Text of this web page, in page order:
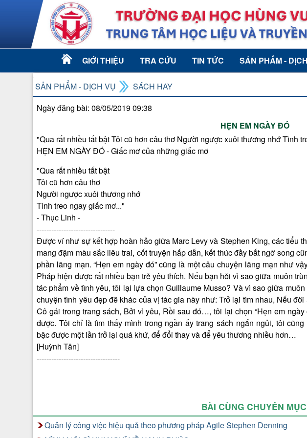
GIỚI THIỆU TRA CỨU TIN TỨC SẢN PHẨM -
SẢN PHẨM - DỊCH VỤ
SÁCH HAY
Ngày đăng bài: 08/05/2019 09:38
HẸN EM NGÀY ĐÓ
"Qua rất nhiều tất bật Tôi cũ hơn câu thơ Người ngược xuôi thương nhớ Tình
HẸN EM NGÀY ĐÓ - Giấc mơ của những giấc mơ
"Qua rất nhiều tất bật
Tôi cũ hơn câu thơ
Người ngược xuôi thương nhớ
Tình treo ngay giấc mơ..."
- Thục Linh -
--------------------------------
Được ví như sự kết hợp hoàn hảo giữa Marc Levy và Stephen King, các tiểu
mang đậm màu sắc liêu trai, cốt truyện hấp dẫn, kết thúc đầy bất ngờ song
phần lãng mạn. “Hẹn em ngày đó” cũng là một câu chuyện lãng mạn như
Pháp hiện được rất nhiều bạn trẻ yêu thích. Nếu bạn hỏi vì sao giữa muôn
tác phẩm về tình yêu, tôi lại lựa chọn Guillaume Musso? Và vì sao giữa muôn
chuyện tình yêu đẹp đẽ khác của vị tác gia này như: Trở lại tìm nhau, Nếu đời
Cô gái trong trang sách, Bởi vì yêu, Rồi sau đó…, tôi lại chọn “Hẹn em ngày
được. Tôi chỉ là tìm thấy mình trong ngần ấy trang sách ngắn ngủi, tôi
bậc được một lần trở lại quá khứ, để đổi thay và để yêu thương nhiều hơn…
[Huỳnh Tân]
----------------------------------
BÀI CÙNG CHUYÊN MỤC
Quản lý công việc hiệu quả theo phương pháp Agile Stephen Denning